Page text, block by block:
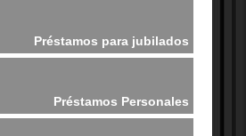
Préstamos para jubilados
Préstamos Personales